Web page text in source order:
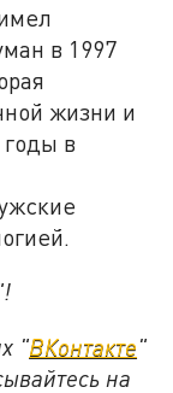
в 1997
жизни и
в
"ВКонтакте"
на